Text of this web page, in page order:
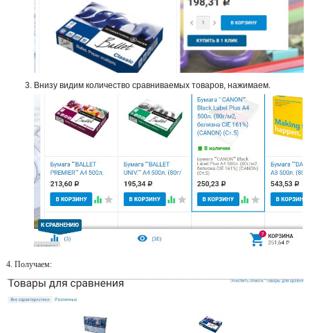
Внизу видим количество сравниваемых товаров, нажимаем.
4. Получаем: